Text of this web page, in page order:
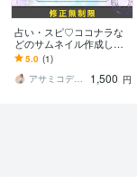
占い・スピ♡ココナラな
どのサムネイル作成しま
す スピ好きな私がユーザ
ー＆プロ目線でデザイ
ン！
5.0 (1)
アサミコデザイン｜占い・スピ系・女性目線
1,500 円